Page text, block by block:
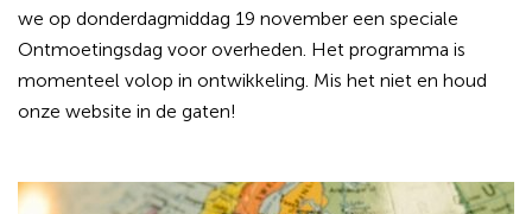
we op donderdagmiddag 19 november een speciale
Ontmoetingsdag voor overheden. Het programma is
momenteel volop in ontwikkeling. Mis het niet en houd
onze website in de gaten!